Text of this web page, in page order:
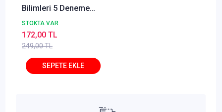
Bilimleri 5 Deneme
Çözümlü - Fatih
Çömez Yediiklim
Yayınları
STOKTA VAR
249,00 TL
172,00 TL